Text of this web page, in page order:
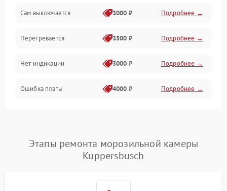
Сам выключается 3000 ₽ Подробнее →
Перегревается 3500 ₽ Подробнее →
Нет индикации 3000 ₽ Подробнее →
Ошибка платы 4000 ₽ Подробнее →
Этапы ремонта морозильной камеры
Kuppersbusch